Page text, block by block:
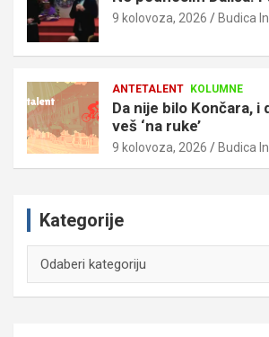
9 kolovoza, 2026 Budica
ANTETALENT KOLUMNE
Da nije bilo Končara, i
veš ‘na ruke’
9 kolovoza, 2026 Budica
Kategorije